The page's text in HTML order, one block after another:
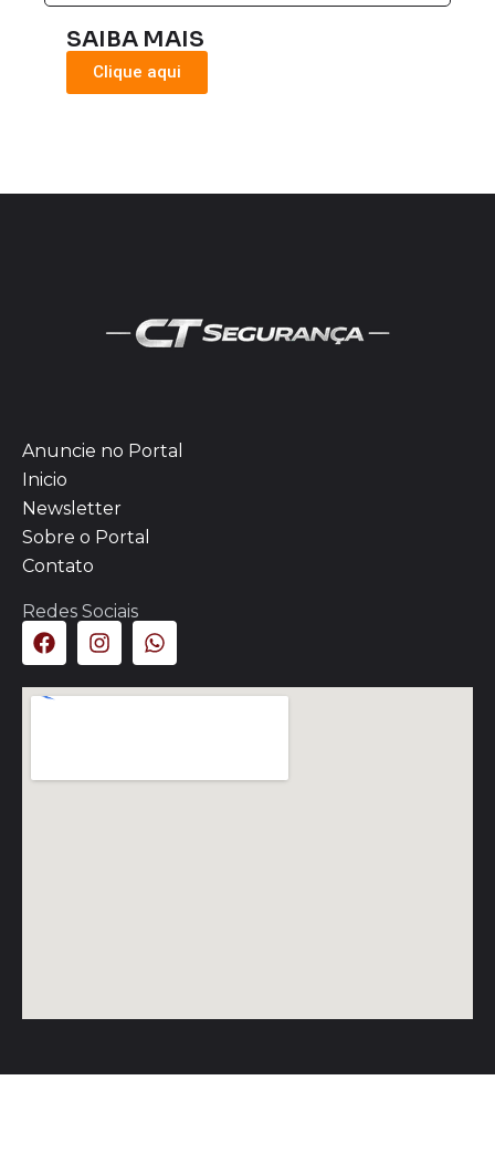
SAIBA MAIS
Clique aqui
Anuncie no Portal
Inicio
Newsletter
Sobre o Portal
Contato
Redes Sociais